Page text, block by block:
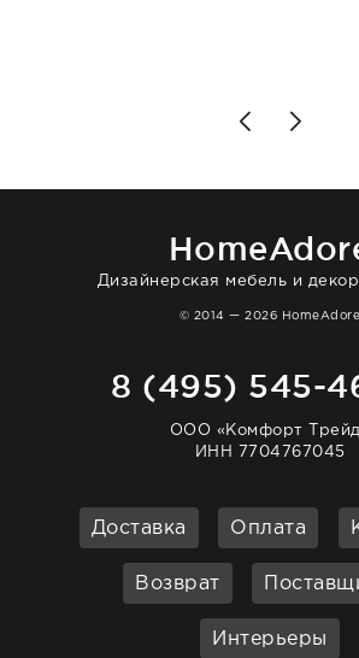
то качество выше всяких
Дизайнерская мебель и
© 2014 — 2026 HomeAdore
8 (495) 545-
ООО «Комфорт
ИНН 7704767045
Доставка Оплата
Возврат
Интерьеры